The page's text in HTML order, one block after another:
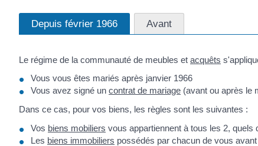
Depuis février 1966 Avant
Le régime de la communauté de meubles et acquêts
Vous vous êtes mariés après janvier 1966
Vous avez signé un contrat de mariage (avant ou après le
Dans ce cas, pour vos biens, les règles sont les suivantes :
Vos biens mobiliers vous appartiennent à tous les 2,
Les biens immobiliers possédés par chacun de vous